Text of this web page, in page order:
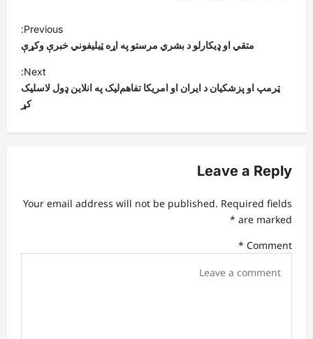
a
i
a
i
Previous:
متقي او ډیکارلو د بشري مرستو په اړه ټیلیفوني خبرې وکړې
Next:
ټرمپ او پزشکیان د ایران او امریکا تفاهم‌لیک په انلاین ډول لاسلیک
کړ
Leave a Reply
Your email address will not be published. Required fields
are marked
*
Comment
*